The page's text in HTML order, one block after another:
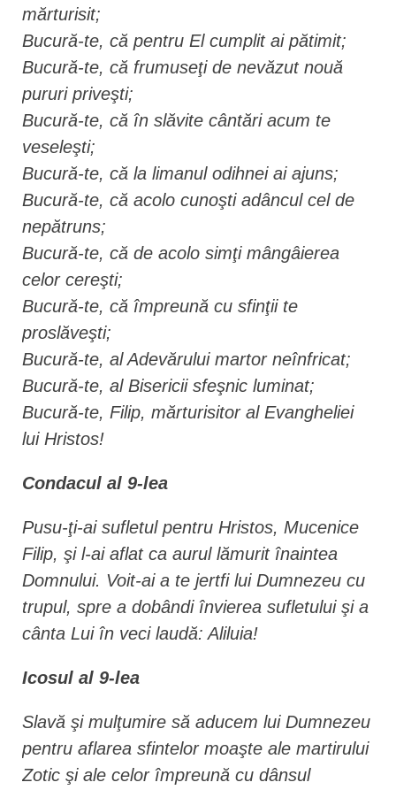
mărturisit;
Bucură-te, că pentru El cumplit ai pătimit;
Bucură-te, că frumuseţi de nevăzut nouă
pururi priveşti;
Bucură-te, că în slăvite cântări acum te
veseleşti;
Bucură-te, că la limanul odihnei ai ajuns;
Bucură-te, că acolo cunoşti adâncul cel de
nepătruns;
Bucură-te, că de acolo simţi mângâierea
celor cereşti;
Bucură-te, că împreună cu sfinţii te
proslăveşti;
Bucură-te, al Adevărului martor neînfricat;
Bucură-te, al Bisericii sfeşnic luminat;
Bucură-te, Filip, mărturisitor al Evangheliei
lui Hristos!
Condacul al 9-lea
Pusu-ţi-ai sufletul pentru Hristos, Mucenice
Filip, şi l-ai aflat ca aurul lămurit înaintea
Domnului. Voit-ai a te jertfi lui Dumnezeu cu
trupul, spre a dobândi învierea sufletului şi a
cânta Lui în veci laudă: Aliluia!
Icosul al 9-lea
Slavă şi mulţumire să aducem lui Dumnezeu
pentru aflarea sfintelor moaşte ale martirului
Zotic şi ale celor împreună cu dânsul